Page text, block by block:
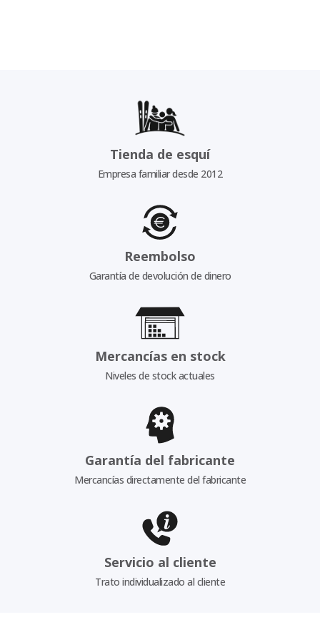
Tienda de esquí
Empresa familiar desde 2012
Reembolso
Garantía de devolución de dinero
Mercancías en stock
Niveles de stock actuales
Garantía del fabricante
Mercancías directamente del fabricante
Servicio al cliente
Trato individualizado al cliente